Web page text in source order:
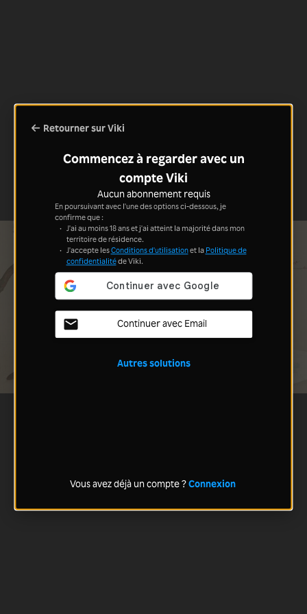
Retourner sur Viki
Commencez à regarder avec un
compte Viki
Aucun abonnement requis
En poursuivant avec l'une des options ci-dessous, je
confirme que :
J'ai au moins 18 ans et j'ai atteint la majorité dans mon
territoire de résidence.
J'accepte lesConditions d'utilisationet la Politique de
confidentialitéde Viki.
Continuer avec Email
Autres solutions
Vous avez déjà un compte ?Connexion